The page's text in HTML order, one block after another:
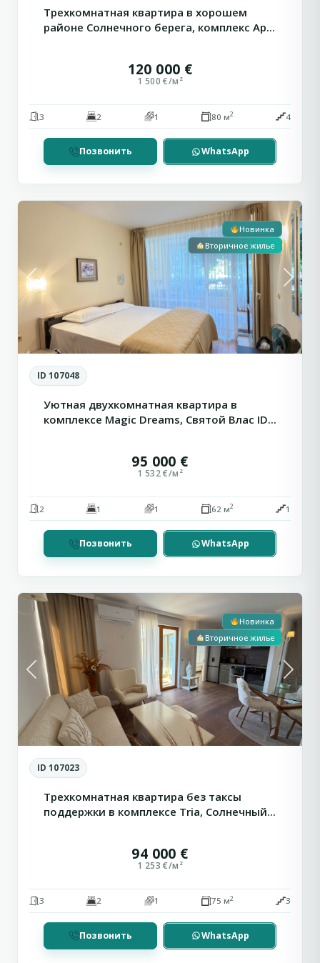
Трехкомнатная квартира в хорошем
районе Солнечного берега, комплекс Ap...
120 000 €
1 500 €/м²
3 2 1 80 м2 4
Позвонить WhatsApp
Влас
Previous Next
Новинка
Вторичное жилье
ID 107048
Уютная двухкомнатная квартира в
комплексе Magic Dreams, Святой Влас ID...
95 000 €
1 532 €/м²
2 1 1 62 м2 1
Позвонить WhatsApp
Берег
Previous Next
Новинка
Вторичное жилье
ID 107023
Трехкомнатная квартира без таксы
поддержки в комплексе Tria, Солнечный...
94 000 €
1 253 €/м²
3 2 1 75 м2 3
Позвонить WhatsApp